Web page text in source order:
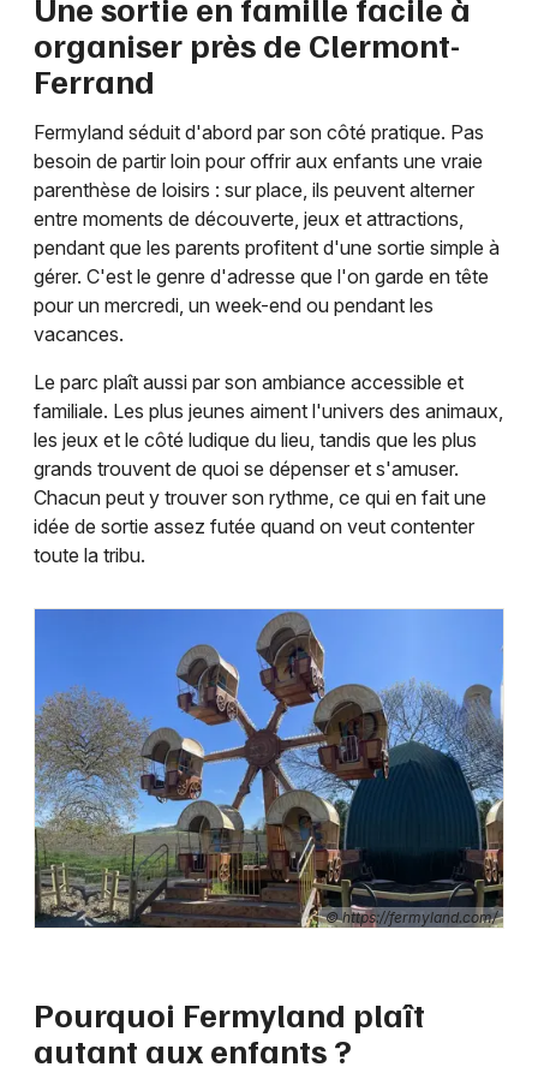
Magazine à Clermont-Ferrand
63 - Puy-de-Dôme
Choisir mes départements
Mon email
Je m'abonne
organiser près de Clermont-
Ferrand
Fermyland séduit d'abord par son côté pratique. Pas
besoin de partir loin pour offrir aux enfants une vraie
parenthèse de loisirs : sur place, ils peuvent alterner
entre moments de découverte, jeux et attractions,
pendant que les parents profitent d'une sortie simple à
gérer. C'est le genre d'adresse que l'on garde en tête
pour un mercredi, un week-end ou pendant les
vacances.
Le parc plaît aussi par son ambiance accessible et
familiale. Les plus jeunes aiment l'univers des animaux,
les jeux et le côté ludique du lieu, tandis que les plus
grands trouvent de quoi se dépenser et s'amuser.
Chacun peut y trouver son rythme, ce qui en fait une
idée de sortie assez futée quand on veut contenter
toute la tribu.
© https://fermyland.com/
Pourquoi Fermyland plaît
autant aux enfants ?